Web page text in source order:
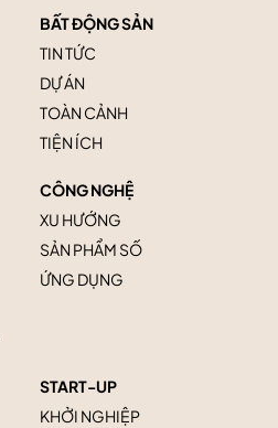
BẤT ĐỘNG SẢN
TIN TỨC
DỰ ÁN
TOÀN CẢNH
TIỆN ÍCH
CÔNG NGHỆ
XU HƯỚNG
SẢN PHẨM SỐ
ỨNG DỤNG
START-UP
KHỞI NGHIỆP